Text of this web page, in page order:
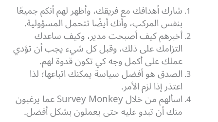
شارك أهدافك مع فريقك، وأظهر لهم أنكم جميعًا
بنفس المركب، وأنك أيضًا تتحمل المسؤولية.
أخبرهم كيف أصبحت مدير، وكيف ساعدك
التزامك على ذلك، وقبل كل شيء يجب أن تؤدي
عملك على أكمل وجه كي تكون قدوة لهم.
الصدق هو أفضل سياسة يمكنك اتباعها؛ لذا
اعتذر إذا لزم الأمر.
اسألهم من خلال Survey Monkey عما يرغبون
منك أن تبدو عليه حتى يعملون بشكل أفضل.